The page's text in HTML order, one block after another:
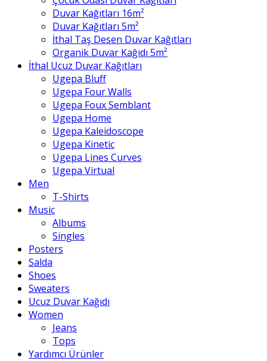
Duvar Kağıtları 16m²
Duvar Kağıtları 5m²
İthal Taş Desen Duvar Kağıtları
Organik Duvar Kağıdı 5m²
İthal Ucuz Duvar Kağıtları
Ugepa Bluff
Ugepa Four Walls
Ugepa Foux Semblant
Ugepa Home
Ugepa Kaleidoscope
Ugepa Kinetic
Ugepa Lines Curves
Ugepa Virtual
Men
T-Shirts
Music
Albums
Singles
Posters
Salda
Shoes
Sweaters
Ucuz Duvar Kağıdı
Women
Jeans
Tops
Yardımcı Ürünler